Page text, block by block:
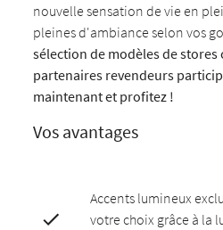
nouvelle sensation de vie en
pleines d'ambiance selon vos
sélection de modèles de stores
partenaires revendeurs
maintenant et profitez !
Vos avantages
Accents lumineux
votre choix grâce à la